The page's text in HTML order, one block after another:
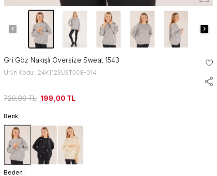
Gri Göz Nakışlı Oversize Sweat 1543
Ürün Kodu : 24K1123UST008-014
720,99TL 199,00 TL
Renk
Beden :